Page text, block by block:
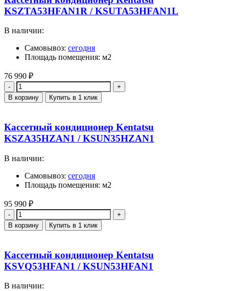
KSZTA53HFAN1R / KSUTA53HFAN1L
В наличии:
Самовывоз: сегодня
Площадь помещения: м2
76 990 ₽
Количество
В корзину Купить в 1 клик
Кассетный кондиционер Kentatsu
KSZA35HZAN1 / KSUN35HZAN1
В наличии:
Самовывоз: сегодня
Площадь помещения: м2
95 990 ₽
Количество
В корзину Купить в 1 клик
Кассетный кондиционер Kentatsu
KSVQ53HFAN1 / KSUN53HFAN1
В наличии: